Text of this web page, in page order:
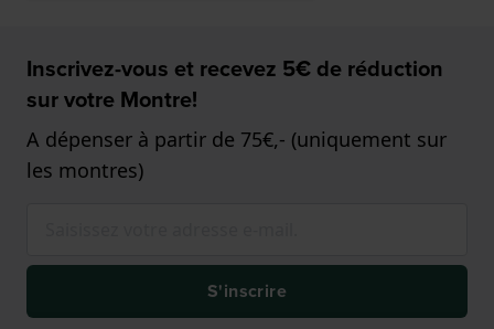
Inscrivez-vous et recevez 5€ de réduction
sur votre Montre!
A dépenser à partir de 75€,- (uniquement sur
les montres)
S'inscrire